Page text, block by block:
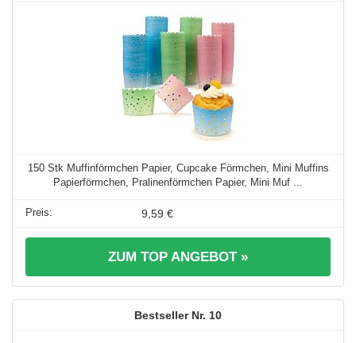
150 Stk Muffinförmchen Papier, Cupcake Förmchen, Mini Muffins
Papierförmchen, Pralinenförmchen Papier, Mini Muf ...
9,59 €
ZUM TOP ANGEBOT »
10